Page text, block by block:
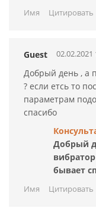
Имя Цитировать
Guest 02.02.2021
Добрый день , а
? если етсь то
параметрам
спасибо
Добрый
бывает
Имя Цитировать